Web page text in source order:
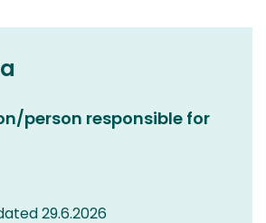
person responsible for
29.6.2026